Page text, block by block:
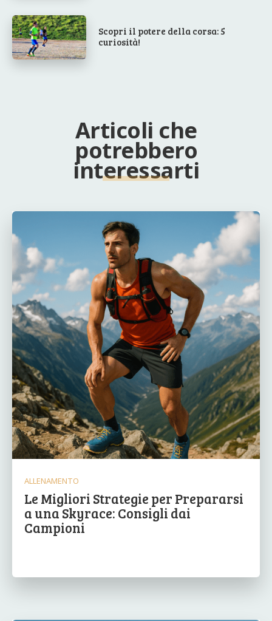
Scopri il potere della corsa: 5
curiosità!
Articoli che
potrebbero
interessarti
ALLENAMENTO
Le Migliori Strategie per Prepararsi
a una Skyrace: Consigli dai
Campioni